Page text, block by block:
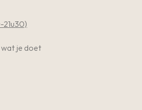
21u30)
wat je doet